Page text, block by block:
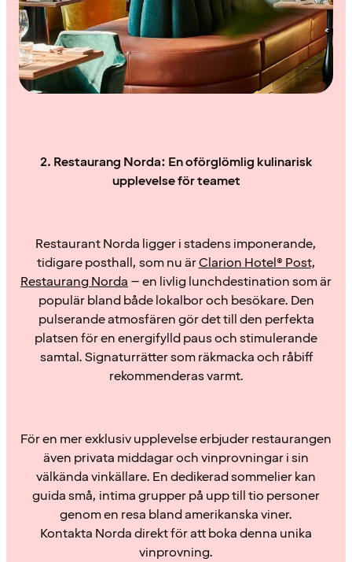
2. Restaurang Norda: En oförglömlig kulinarisk
upplevelse för teamet
Restaurant Norda ligger i stadens imponerande,
tidigare posthall, som nu ärClarion Hotel® Post,
Restaurang Norda – en livlig lunchdestination som är
populär bland både lokalbor och besökare. Den
pulserande atmosfären gör det till den perfekta
platsen för en energifylld paus och stimulerande
samtal. Signaturrätter som räkmacka och råbiff
rekommenderas varmt.
För en mer exklusiv upplevelse erbjuder restaurangen
även privata middagar och vinprovningar i sin
välkända vinkällare. En dedikerad sommelier kan
guida små, intima grupper på upp till tio personer
genom en resa bland amerikanska viner.
Kontakta Norda direkt för att boka denna unika
vinprovning.